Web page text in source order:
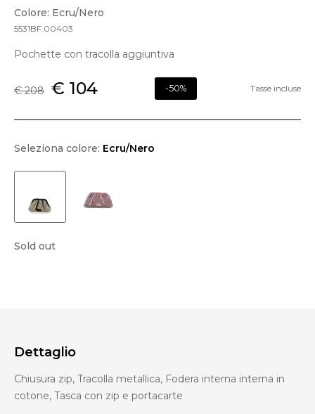
Colore: Ecru/Nero
5531BF.00403
Pochette con tracolla aggiuntiva
€ 208 € 104 -50% Tasse incluse
Seleziona colore: Ecru/Nero
Sold out
Dettaglio
Chiusura zip, Tracolla metallica, Fodera interna interna in
cotone, Tasca con zip e portacarte